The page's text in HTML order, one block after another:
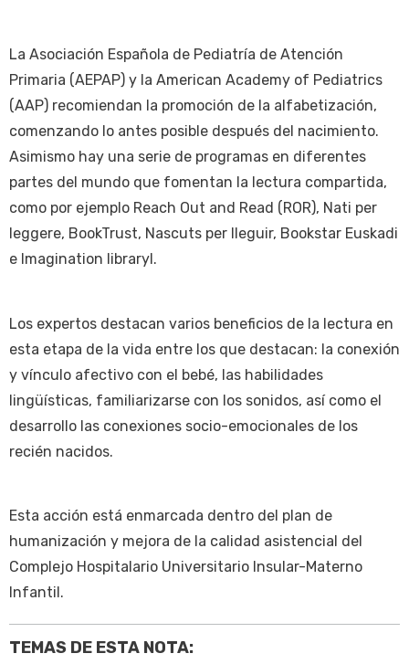
La Asociación Española de Pediatría de Atención
Primaria (AEPAP) y la American Academy of Pediatrics
(AAP) recomiendan la promoción de la alfabetización,
comenzando lo antes posible después del nacimiento.
Asimismo hay una serie de programas en diferentes
partes del mundo que fomentan la lectura compartida,
como por ejemplo Reach Out and Read (ROR), Nati per
leggere, BookTrust, Nascuts per lleguir, Bookstar Euskadi
e Imagination libraryl.
Los expertos destacan varios beneficios de la lectura en
esta etapa de la vida entre los que destacan: la conexión
y vínculo afectivo con el bebé, las habilidades
lingüísticas, familiarizarse con los sonidos, así como el
desarrollo las conexiones socio-emocionales de los
recién nacidos.
Esta acción está enmarcada dentro del plan de
humanización y mejora de la calidad asistencial del
Complejo Hospitalario Universitario Insular-Materno
Infantil.
TEMAS DE ESTA NOTA: